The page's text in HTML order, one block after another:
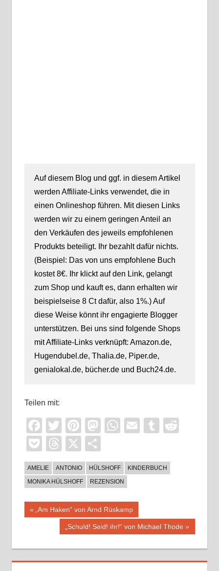
Auf diesem Blog und ggf. in diesem Artikel
werden Affiliate-Links verwendet, die in
einen Onlineshop führen. Mit diesen Links
werden wir zu einem geringen Anteil an
den Verkäufen des jeweils empfohlenen
Produkts beteiligt. Ihr bezahlt dafür nichts.
(Beispiel: Das von uns empfohlene Buch
kostet 8€. Ihr klickt auf den Link, gelangt
zum Shop und kauft es, dann erhalten wir
beispielseise 8 Ct dafür, also 1%.) Auf
diese Weise könnt ihr engagierte Blogger
unterstützen. Bei uns sind folgende Shops
mit Affiliate-Links verknüpft: Amazon.de,
Hugendubel.de, Thalia.de, Piper.de,
genialokal.de, bücher.de und Buch24.de.
Teilen mit:
Facebook
TwitterPinterest
Mastodon
WhatsApp
EmailTumblr
PocketThreads
X
AMELIE ANTONIO HÜLSHOFF
KINDERBUCH
MONIKA HÜLSHOFF
REZENSION
Beitragsnavigation
Vorheriger
„Am Haken“ von Arnd Rüskamp
Nächster
„Schuld! Seid! ihr!“ von Michael Thode